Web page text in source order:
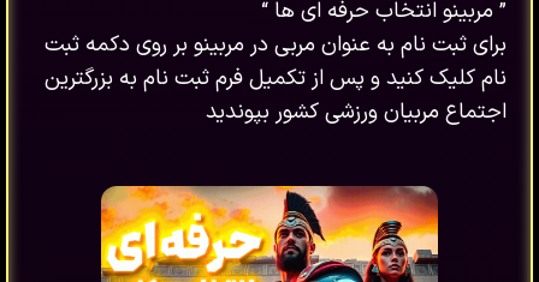
” مربینو انتخاب حرفه ای ها “
برای ثبت نام به عنوان مربی در مربینو بر روی دکمه ثبت
نام کلیک کنید و پس از تکمیل فرم ثبت نام به بزرگترین
اجتماع مربیان ورزشی کشور بپوندید